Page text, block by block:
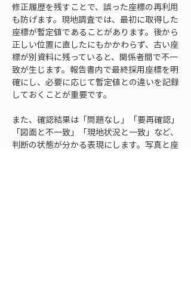
修正履歴を残すことで、誤った座標の再利用
も防げます。現地調査では、最初に取得した
座標が暫定値であることがあります。後から
正しい位置に直したにもかかわらず、古い座
標が別資料に残っていると、関係者間で不一
致が生じます。報告書内で最終採用座標を明
確にし、必要に応じて暫定値との違いを記録
しておくことが重要です。
また、確認結果は「問題なし」「要再確認」
「図面と不一致」「現地状況と一致」など、
判断の状態が分かる表現にします。写真と座